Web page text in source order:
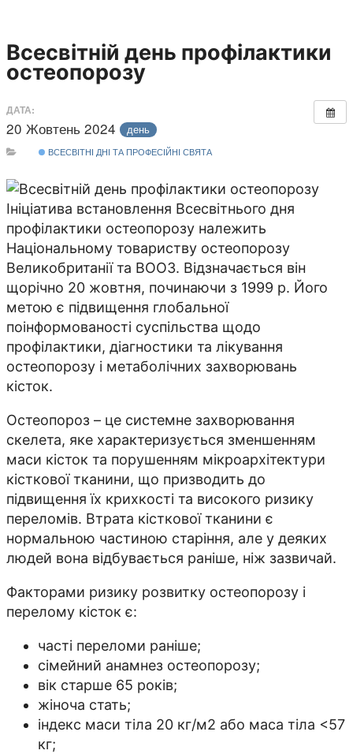
Всесвітній день профілактики
остеопорозу
ДАТА:
20 Жовтень 2024 день
ВСЕСВІТНІ ДНІ ТА ПРОФЕСІЙНІ СВЯТА
Ініціатива встановлення Всесвітнього дня
профілактики остеопорозу належить
Національному товариству остеопорозу
Великобританії та ВООЗ. Відзначається він
щорічно 20 жовтня, починаючи з 1999 р. Його
метою є підвищення глобальної
поінформованості суспільства щодо
профілактики, діагностики та лікування
остеопорозу і метаболічних захворювань
кісток.
Остеопороз – це системне захворювання
скелета, яке характеризується зменшенням
маси кісток та порушенням мікроархітектури
кісткової тканини, що призводить до
підвищення їх крихкості та високого ризику
переломів. Втрата кісткової тканини є
нормальною частиною старіння, але у деяких
людей вона відбувається раніше, ніж зазвичай.
Факторами ризику розвитку остеопорозу і
перелому кісток є:
часті переломи раніше;
сімейний анамнез остеопорозу;
вік старше 65 років;
жіноча стать;
індекс маси тіла 20 кг/м2 або маса тіла <57
кг;